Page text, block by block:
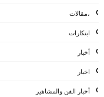
،مقالات
ابتكارات
أخبار
اخبار
أخبار الفن والمشاهير